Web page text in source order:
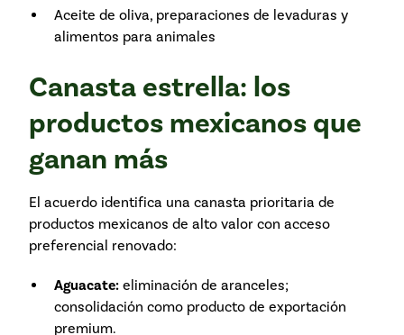
Aceite de oliva, preparaciones de levaduras y
alimentos para animales
Canasta estrella: los
productos mexicanos que
ganan más
El acuerdo identifica una canasta prioritaria de
productos mexicanos de alto valor con acceso
preferencial renovado:
Aguacate: eliminación de aranceles;
consolidación como producto de exportación
premium.